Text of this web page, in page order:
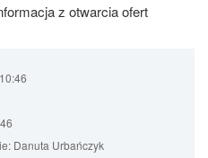
z otwarcia ofert
Danuta Urbańczyk